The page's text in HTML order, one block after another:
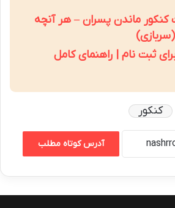
ماندن پسران – هر آنچه
ثبت نام | راهنمای کامل
کنکور
آدرس کوتاه مطلب